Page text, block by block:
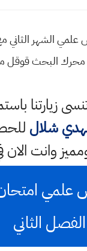
الشهر الثاني
محرك البحث قوقل
زيارتنا
شلال
وانت
علمي
الفصل الثاني